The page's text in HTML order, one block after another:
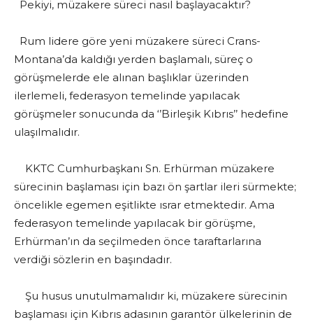
Pekiyi, müzakere süreci nasıl başlayacaktır?
Rum lidere göre yeni müzakere süreci Crans-
Montana’da kaldığı yerden başlamalı, süreç o
görüşmelerde ele alınan başlıklar üzerinden
ilerlemeli, federasyon temelinde yapılacak
görüşmeler sonucunda da ‘’Birleşik Kıbrıs’’ hedefine
ulaşılmalıdır.
KKTC Cumhurbaşkanı Sn. Erhürman müzakere
sürecinin başlaması için bazı ön şartlar ileri sürmekte;
öncelikle egemen eşitlikte ısrar etmektedir. Ama
federasyon temelinde yapılacak bir görüşme,
Erhürman’ın da seçilmeden önce taraftarlarına
verdiği sözlerin en başındadır.
Şu husus unutulmamalıdır ki, müzakere sürecinin
başlaması için Kıbrıs adasının garantör ülkelerinin de